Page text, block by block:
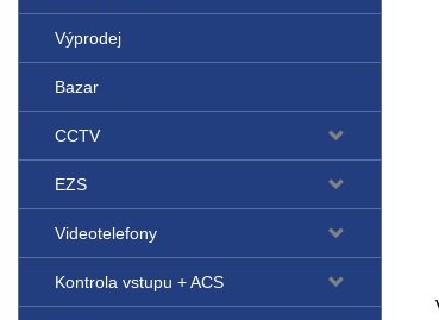
Výprodej
Bazar
CCTV
EZS
Videotelefony
Kontrola vstupu + ACS